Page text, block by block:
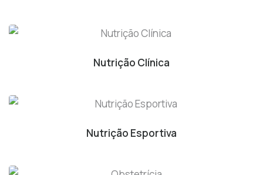
Nutrição Clínica
Nutrição Esportiva